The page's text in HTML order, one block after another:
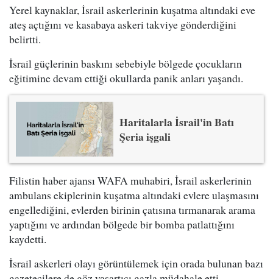
Yerel kaynaklar, İsrail askerlerinin kuşatma altındaki eve
ateş açtığını ve kasabaya askeri takviye gönderdiğini
belirtti.
İsrail güçlerinin baskını sebebiyle bölgede çocukların
eğitimine devam ettiği okullarda panik anları yaşandı.
Haritalarla İsrail'in Batı
Şeria işgali
Filistin haber ajansı WAFA muhabiri, İsrail askerlerinin
ambulans ekiplerinin kuşatma altındaki evlere ulaşmasını
engellediğini, evlerden birinin çatısına tırmanarak arama
yaptığını ve ardından bölgede bir bomba patlattığını
kaydetti.
İsrail askerleri olayı görüntülemek için orada bulunan bazı